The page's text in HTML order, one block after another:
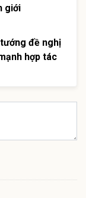
giới
đề nghị
hợp tác